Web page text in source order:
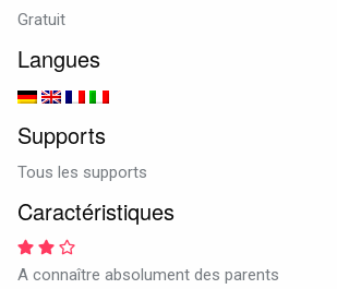
Gratuit
Langues
Supports
Tous les supports
Caractéristiques
A connaître absolument des parents